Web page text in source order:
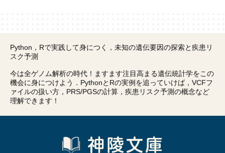
Python，Rで実践して身につく，未知の遺伝要因の探索と疾患リ
スク予測
今は全ゲノム解析の時代！ますます注目高まる遺伝統計学をこの
機会に身につけよう．PythonとRの実例を追っていけば，VCFフ
ァイルの扱い方，PRS/PGSの計算，疾患リスク予測の概念など
理解できます！